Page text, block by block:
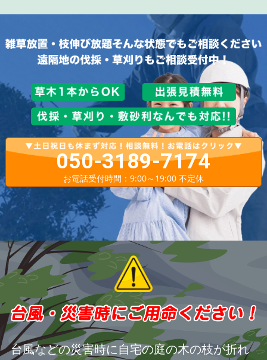
050-3189-7174
お電話受付時間：9:00～19:00 不定休
台風などの災害時に自宅の庭の木の枝が折れ